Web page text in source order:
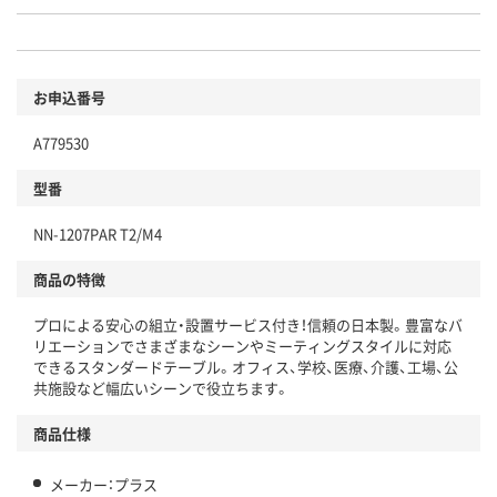
お申込番号
A779530
型番
NN-1207PAR T2/M4
商品の特徴
プロによる安心の組立・設置サービス付き！信頼の日本製。豊富なバ
リエーションでさまざまなシーンやミーティングスタイルに対応
できるスタンダードテーブル。オフィス、学校、医療、介護、工場、公
共施設など幅広いシーンで役立ちます。
商品仕様
メーカー：プラス